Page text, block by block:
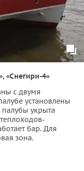
«Снегири-4»
с двумя
установлены
палубы укрыта
бар. Для
зона.